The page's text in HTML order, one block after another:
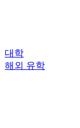
대학
해외 유학